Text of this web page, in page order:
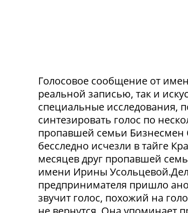
Голосовое сообщение от
реальной записью, так и
специальные исследования,
синтезировать голос по
пропавшей семьи Бизнесмен
бесследно исчезли в тайге
месяцев друг пропавшей
имени Ирины
предпринимателя пришло
звучит голос, похожий на